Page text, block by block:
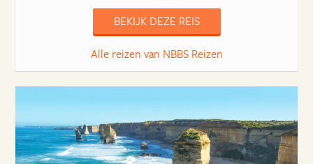
BEKIJK DEZE REIS
Alle reizen van NBBS Reizen